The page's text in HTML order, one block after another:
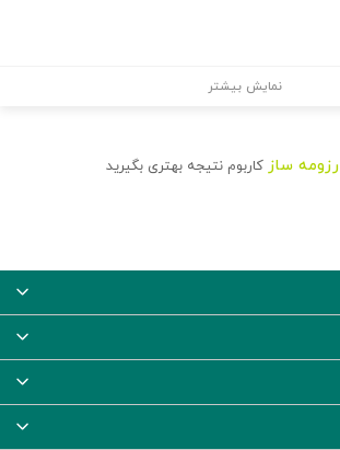
نمایش بیشتر
رزومه ساز کاربوم نتیجه بهتری بگیرید